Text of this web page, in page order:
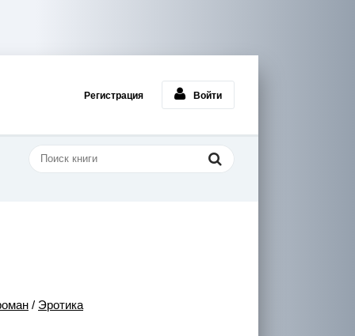
Регистрация Войти
/ Эротика